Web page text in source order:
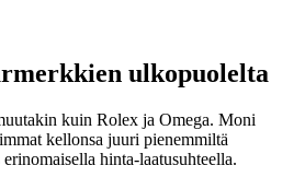
ulkopuolelta
kuin Rolex ja Omega. Moni
kellonsa juuri pienemmiltä
hinta-laatusuhteella.